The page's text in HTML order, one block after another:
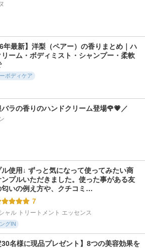
5.6
180件
アンレーベル ラボ
unlabel
5.7
256件
ビオレ ザ ボディ 泡
柳屋 あんず油
柳屋あんず油
インティメートリペ
アウォッシュ
feminak
年最新】洋梨（ペアー）の香りまとめ｜ハ
リーム・ボディミスト・シャンプー・柔軟
ボディケア
バラの香りのハンドクリーム登場🌹💗／
使用↓ ずっと気になって使ってみたい商
プルいただきました。使った事がある友
匂いの例え方や、クチコミ…
7
ャル トリートメント エッセンス
グIN
30名様に現品プレゼント】8つの美容効果を